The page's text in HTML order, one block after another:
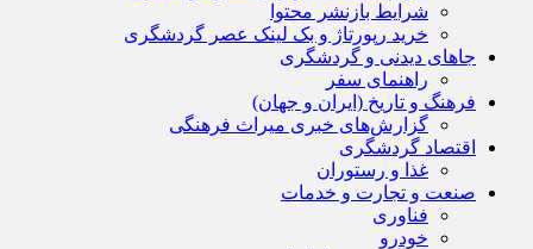
شرایط بازنشر محتوا
خرید رپورتاژ و بک لینک عصر گردشگری
جاهای دیدنی و گردشگری
راهنمای سفر
فرهنگ و تاریخ (ایران و جهان)
گزارش‌های خبری میراث فرهنگی
اقتصاد گردشگری
غذا و رستوران
صنعت و تجارت و خدمات
فناوری
خودرو